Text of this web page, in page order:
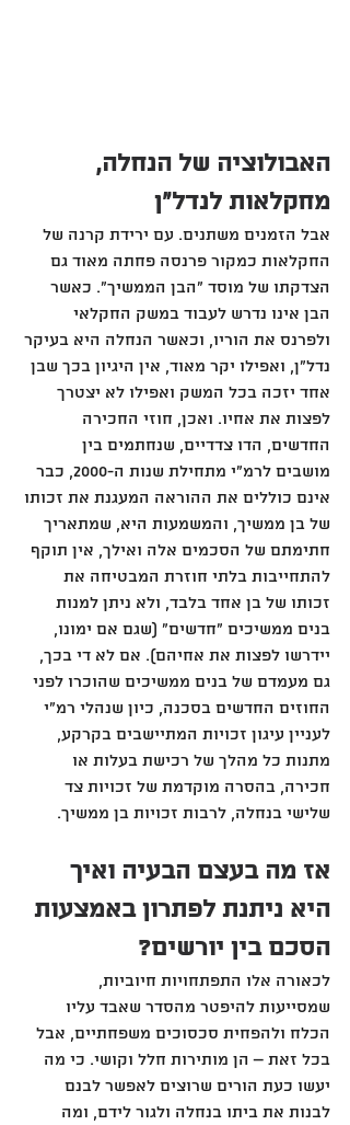
האבולוציה של הנחלה,
מחקלאות לנדל"ן
אבל הזמנים משתנים. עם ירידת קרנה של
החקלאות כמקור פרנסה פחתה מאוד גם
הצדקתו של מוסד "הבן הממשיך". כאשר
הבן אינו נדרש לעבוד במשק החקלאי
ולפרנס את הוריו, וכאשר הנחלה היא בעיקר
נדל"ן, ואפילו יקר מאוד, אין היגיון בכך שבן
אחד יזכה בכל המשק ואפילו לא יצטרך
לפצות את אחיו. ואכן, חוזי החכירה
החדשים, הדו צדדיים, שנחתמים בין
מושבים לרמ"י מתחילת שנות ה-2000, כבר
אינם כוללים את ההוראה המעגנת את זכותו
של בן ממשיך, והמשמעות היא, שמתאריך
חתימתם של הסכמים אלה ואילך, אין תוקף
להתחייבות בלתי חוזרת המבטיחה את
זכותו של בן אחד בלבד, ולא ניתן למנות
בנים ממשיכים "חדשים" (שגם אם ימונו,
יידרשו לפצות את אחיהם). אם לא די בכך,
גם מעמדם של בנים ממשיכים שהוכרו לפני
החוזים החדשים בסכנה, כיון שנהלי רמ"י
לעניין עיגון זכויות המתיישבים בקרקע,
מתנות כל מהלך של רכישת בעלות או
חכירה, בהסרה מוקדמת של זכויות צד
שלישי בנחלה, לרבות זכויות בן ממשיך.
אז מה בעצם הבעיה ואיך
היא ניתנת לפתרון באמצעות
הסכם בין יורשים?
לכאורה אלו התפתחויות חיוביות,
שמסייעות להיפטר מהסדר שאבד עליו
הכלח ולהפחית סכסוכים משפחתיים, אבל
בכל זאת – הן מותירות חלל וקושי. כי מה
יעשו כעת הורים שרוצים לאפשר לבנם
לבנות את ביתו בנחלה ולגור לידם, ומה